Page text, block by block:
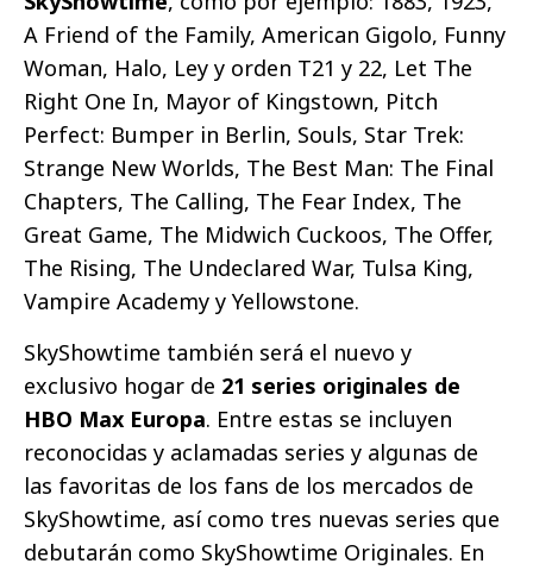
A Friend of the Family, American Gigolo, Funny
Woman, Halo, Ley y orden T21 y 22, Let The
Right One In, Mayor of Kingstown, Pitch
Perfect: Bumper in Berlin, Souls, Star Trek:
Strange New Worlds, The Best Man: The Final
Chapters, The Calling, The Fear Index, The
Great Game, The Midwich Cuckoos, The Offer,
The Rising, The Undeclared War, Tulsa King,
Vampire Academy y Yellowstone.
SkyShowtime también será el nuevo y
exclusivo hogar de 21 series originales de
HBO Max Europa. Entre estas se incluyen
reconocidas y aclamadas series y algunas de
las favoritas de los fans de los mercados de
SkyShowtime, así como tres nuevas series que
debutarán como SkyShowtime Originales. En